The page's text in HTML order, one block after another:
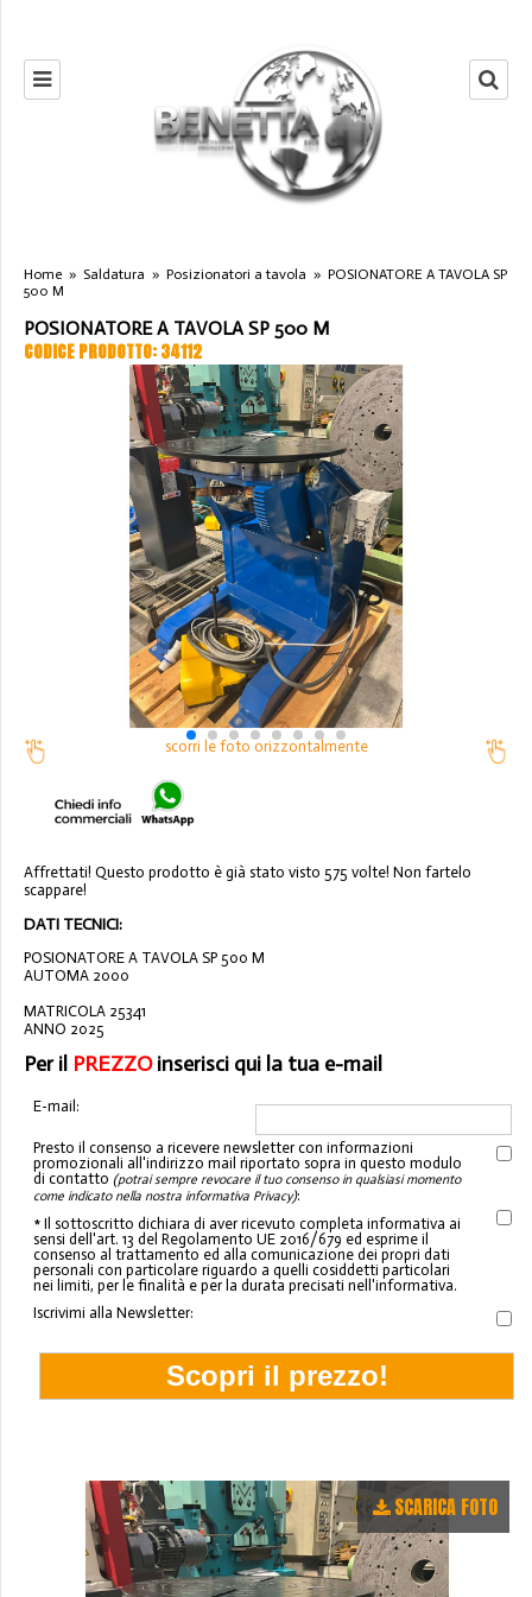
Home » Saldatura » Posizionatori a tavola » POSIONATORE A TAVOLA SP
500 M
POSIONATORE A TAVOLA SP 500 M
CODICE PRODOTTO: 34112
scorri le foto orizzontalmente
Affrettati! Questo prodotto è già stato visto 575 volte! Non fartelo
scappare!
DATI TECNICI:
POSIONATORE A TAVOLA SP 500 M
AUTOMA 2000
MATRICOLA 25341
ANNO 2025
Per il PREZZOinserisci qui la tua e-mail
E-mail:
Presto il consenso a ricevere newsletter con informazioni
promozionali all'indirizzo mail riportato sopra in questo modulo
di contatto (potrai sempre revocare il tuo consenso in qualsiasi momento
come indicato nella nostra informativa Privacy):
* Il sottoscritto dichiara di aver ricevuto completa informativa ai
sensi dell'art. 13 del Regolamento UE 2016/679 ed esprime il
consenso al trattamento ed alla comunicazione dei propri dati
personali con particolare riguardo a quelli cosiddetti particolari
nei limiti, per le finalità e per la durata precisati nell'informativa.
Iscrivimi alla Newsletter:
SCARICA FOTO